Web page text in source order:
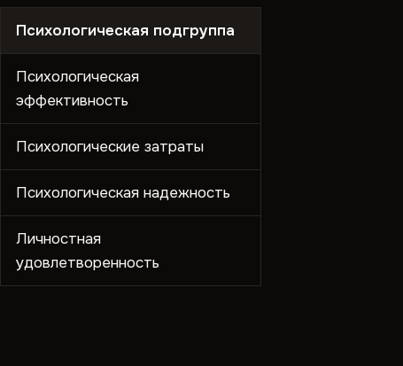
Психологическая подгруппа
Психологическая
эффективность
Психологические затраты
Психологическая надежность
Личностная
удовлетворенность